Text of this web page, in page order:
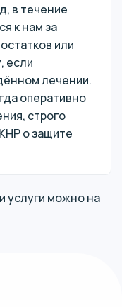
в течение
к нам за
или
если
лечении.
оперативно
строго
о защите
услуги можно на